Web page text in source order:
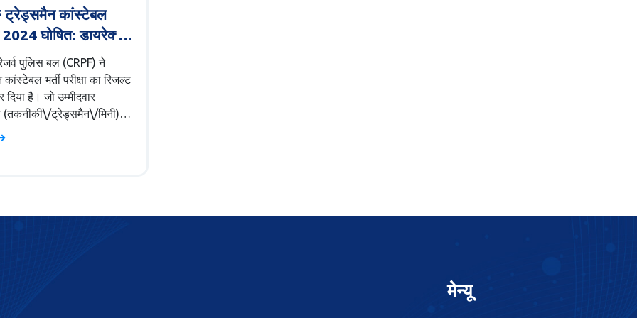
ट्रेड्समैन कांस्टेबल
घोषित: डायरेक्ट
अपना रिजल्ट चेक करें
पुलिस बल (CRPF) ने
भर्ती परीक्षा का रिजल्ट
दिया है। जो उम्मीदवार
(तकनीकी\/ट्रेड्समैन\/मिनी)
कंप्यूटर आधारित परीक्षा
शामिल हुए थे, वे CRPF की
मेन्यू